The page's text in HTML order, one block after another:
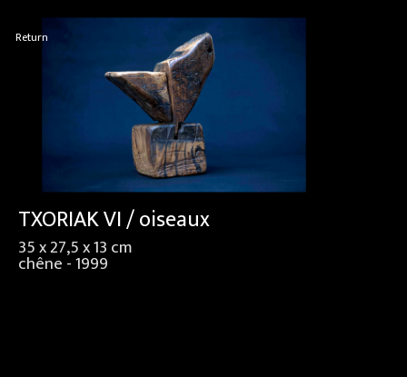
Return
TXORIAK VI / oiseaux
35 x 27,5 x 13 cm
chêne - 1999